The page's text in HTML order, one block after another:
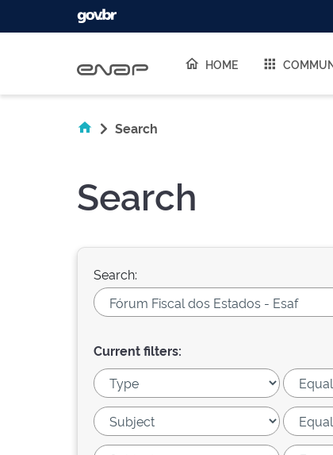
HOME
Search
Search
Search:
Current filters: